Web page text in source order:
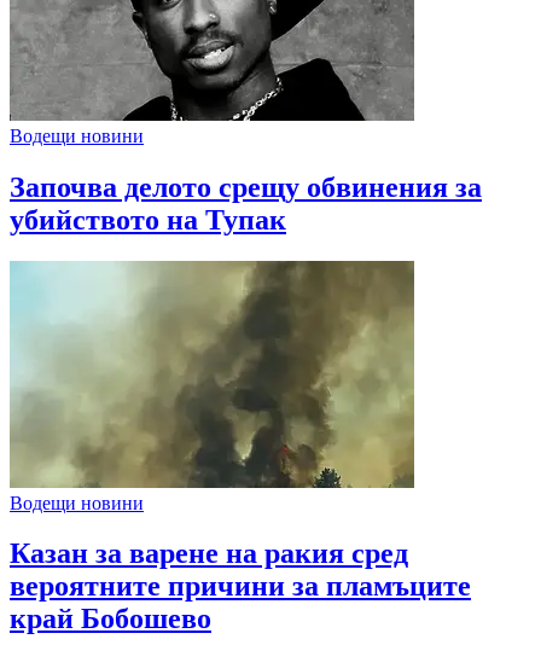
Водещи новини
Започва делото срещу обвинения за
убийството на Тупак
Водещи новини
Казан за варене на ракия сред
вероятните причини за пламъците
край Бобошево